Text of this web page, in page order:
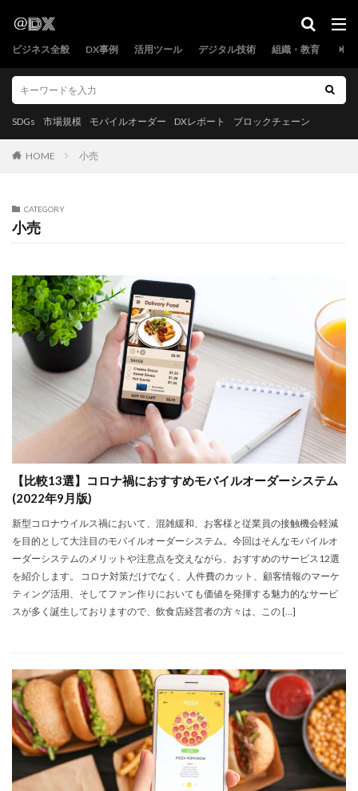
ビジネス全般 DX事例 活用ツール デジタル技術 組織・教育
SDGs 市場規模 モバイルオーダー DXレポート ブロックチェーン
HOME 小売
CATEGORY
小売
【比較13選】コロナ禍におすすめモバイルオーダーシステム
(2022年9月版)
新型コロナウイルス禍において、混雑緩和、お客様と従業員の接触機会軽減
を目的として大注目のモバイルオーダーシステム。今回はそんなモバイルオ
ーダーシステムのメリットや注意点を交えながら、おすすめのサービス12選
を紹介します。 コロナ対策だけでなく、人件費のカット、顧客情報のマーケ
ティング活用、そしてファン作りにおいても価値を発揮する魅力的なサービ
スが多く誕生しておりますので、飲食店経営者の方々は、この […]
カテゴリー
2.5次元 レガシーシステム
プロジェクト管理
モバイルオーダー
ヨーロッパ
ルイ・ヴィトン
不動産P2P取引
中国 予約管理
事業再構築補助金
保険
働きがいも経済成長も
働き方改革
公務効率化
プロジェクションマッピング
出張なび
ドバイ
スマート農業
セルフオーダーキオスク
ソニー
チケットサイト
つくる責任 つかう責任
データセンター
データレイク
データ分析
データ改ざん
デジタルイノベーション
デジタルチケット
ナイキ
ノーコード
パートナーシップ
パートナーシップで目標を達成しよう
バーバリー
ハッシュチェーン
ファントークン
フィンテック
フェアトレード
再エネ
分散ネットワーク
産業と技術革新の基盤をつくろう
目標１２
目標１７
目標２ 目標８
目標９
社会課題
組織の7S 組織マネジメント
製造業
炭素排出量
貿易プラットフォーム
資金調達
質の高い教育をみんなに
量子コンピュータ
量子スプレマシー
量子技術イノベーション戦略